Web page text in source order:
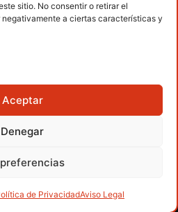
sitio. No consentir o retirar el
a ciertas características y
Aceptar
Denegar
de PrivacidadAviso Legal
Raquetas de
nieve
Española de Deportes de
| Desarrollado porTOOOLS
APPAccesibilidad